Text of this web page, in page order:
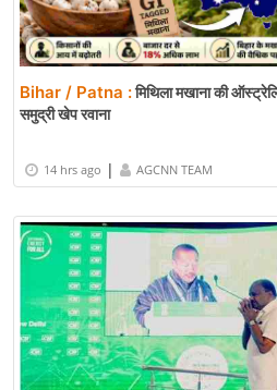
Bihar / Patna :मिथिला मखाना की
समुद्री खेप रवाना
14 hrs ago | AGCNN TEAM